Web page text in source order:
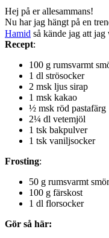
Hej på er allesammans!
Nu har jag hängt på en
Hamid så kände jag att
Recept:
100 g rumsvarmt
1 dl strösocker
2 msk ljus sirap
1 msk kakao
½ msk röd pastafärg
2¼ dl vetemjöl
1 tsk bakpulver
1 tsk vaniljsocker
Frosting:
50 g rumsvarmt smör
100 g färskost
1 dl florsocker
Gör så här: